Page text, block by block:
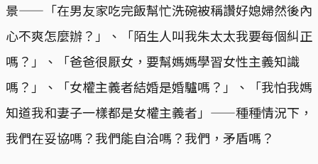
景——「在男友家吃完飯幫忙洗碗被稱讚好媳婦然後內
心不爽怎麼辦？」、「陌生人叫我朱太太我要每個糾正
嗎？」、「爸爸很厭女，要幫媽媽學習女性主義知識
嗎？」、「女權主義者結婚是婚驢嗎？」、「我怕我媽
知道我和妻子一樣都是女權主義者」——種種情況下，
我們在妥協嗎？我們能自洽嗎？我們，矛盾嗎？